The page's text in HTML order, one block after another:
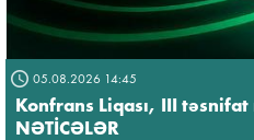
05.08.2026 14:45
Konfrans Liqası, III
NƏTİCƏLƏR